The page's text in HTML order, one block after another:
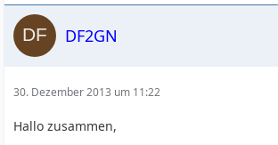
DF2GN
30. Dezember 2013 um 11:22
Hallo zusammen,